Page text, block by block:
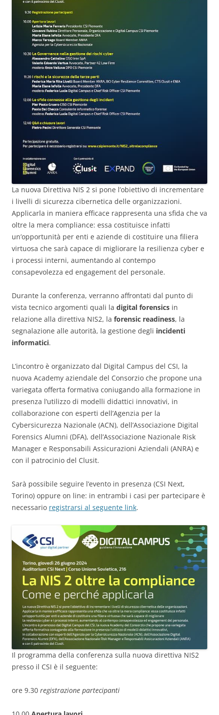
La nuova Direttiva NIS 2 si pone l’obiettivo di incrementare
i livelli di sicurezza cibernetica delle organizzazioni.
Applicarla in maniera efficace rappresenta una sfida che va
oltre la mera compliance: essa costituisce infatti
un’opportunità per enti e aziende di costituire una filiera
virtuosa che sarà capace di migliorare la resilienza cyber e
i processi interni, aumentando al contempo
consapevolezza ed engagement del personale.
Durante la conferenza, verranno affrontati dal punto di
vista tecnico argomenti quali la digital forensics in
relazione alla direttiva NIS2, la forensic readiness, la
segnalazione alle autorità, la gestione degli incidenti
informatici.
L’incontro è organizzato dal Digital Campus del CSI, la
nuova Academy aziendale del Consorzio che propone una
variegata offerta formativa coniugando alla formazione in
presenza l’utilizzo di modelli didattici innovativi, in
collaborazione con esperti dell’Agenzia per la
Cybersicurezza Nazionale (ACN), dell’Associazione Digital
Forensics Alumni (DFA), dell’Associazione Nazionale Risk
Manager e Responsabili Assicurazioni Aziendali (ANRA) e
con il patrocinio del Clusit.
Sarà possibile seguire l’evento in presenza (CSI Next,
Torino) oppure on line: in entrambi i casi per partecipare è
necessario registrarsi al seguente link.
Il programma della conferenza sulla nuova direttiva NIS2
presso il CSI è il seguente:
ore 9.30 registrazione partecipanti